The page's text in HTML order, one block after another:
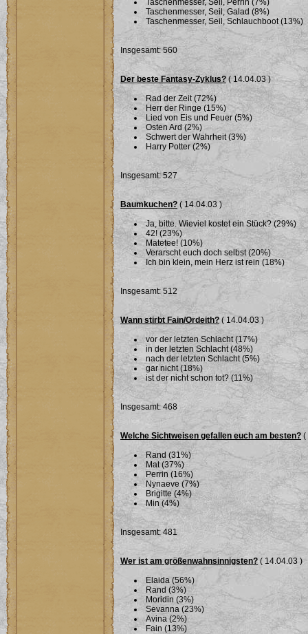
Taschenmesser, Seil, Perrin (7%)
Taschenmesser, Seil, Galad (8%)
Taschenmesser, Seil, Schlauchboot (13%)
Insgesamt: 560
Der beste Fantasy-Zyklus? ( 14.04.03 )
Rad der Zeit (72%)
Herr der Ringe (15%)
Lied von Eis und Feuer (5%)
Osten Ard (2%)
Schwert der Wahrheit (3%)
Harry Potter (2%)
Insgesamt: 527
Baumkuchen? ( 14.04.03 )
Ja, bitte. Wieviel kostet ein Stück? (29%)
42! (23%)
Matetee! (10%)
Verarscht euch doch selbst (20%)
Ich bin klein, mein Herz ist rein (18%)
Insgesamt: 512
Wann stirbt Fain/Ordeith? ( 14.04.03 )
vor der letzten Schlacht (17%)
in der letzten Schlacht (48%)
nach der letzten Schlacht (5%)
gar nicht (18%)
ist der nicht schon tot? (11%)
Insgesamt: 468
Welche Sichtweisen gefallen euch am besten? (
Rand (31%)
Mat (37%)
Perrin (16%)
Nynaeve (7%)
Brigitte (4%)
Min (4%)
Insgesamt: 481
Wer ist am größenwahnsinnigsten?( 14.04.03 )
Elaida (56%)
Rand (3%)
Moridin (3%)
Sevanna (23%)
Avina (2%)
Fain (13%)